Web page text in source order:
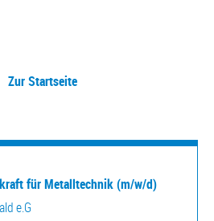
Zur Startseite
für Metalltechnik (m/w/d)
e.G